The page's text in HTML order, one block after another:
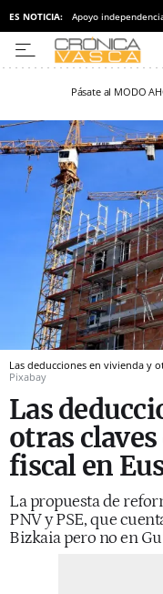
ES NOTICIA: Apoyo
Pásate al MODO
Las deducciones en vivienda y
Pixabay
Las
otras
fiscal en
La propuesta de
PNV y PSE, que
Bizkaia pero no en